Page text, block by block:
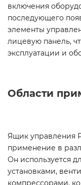
включения
последующего
элементы
лицевую панель,
эксплуатации и
Области
Ящик управления
применение в
Он используется
установками,
компрессорами,